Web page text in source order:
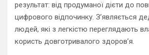
результат: від продуманої дієти до
цифрового відпочинку. З’являється
людей, які з легкістю переглядають
користь довготривалого здоров’я.